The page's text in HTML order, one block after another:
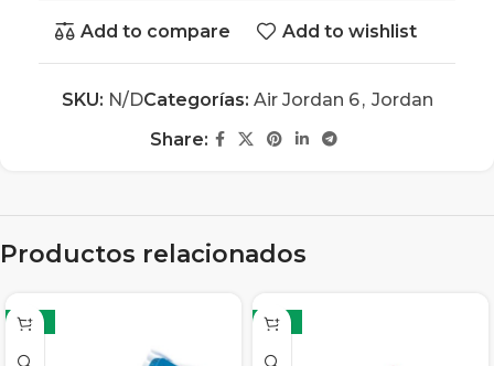
Add to compare Add to wishlist
SKU: N/DCategorías: Air Jordan 6, Jordan
Share:
Productos relacionados
-13% -13%